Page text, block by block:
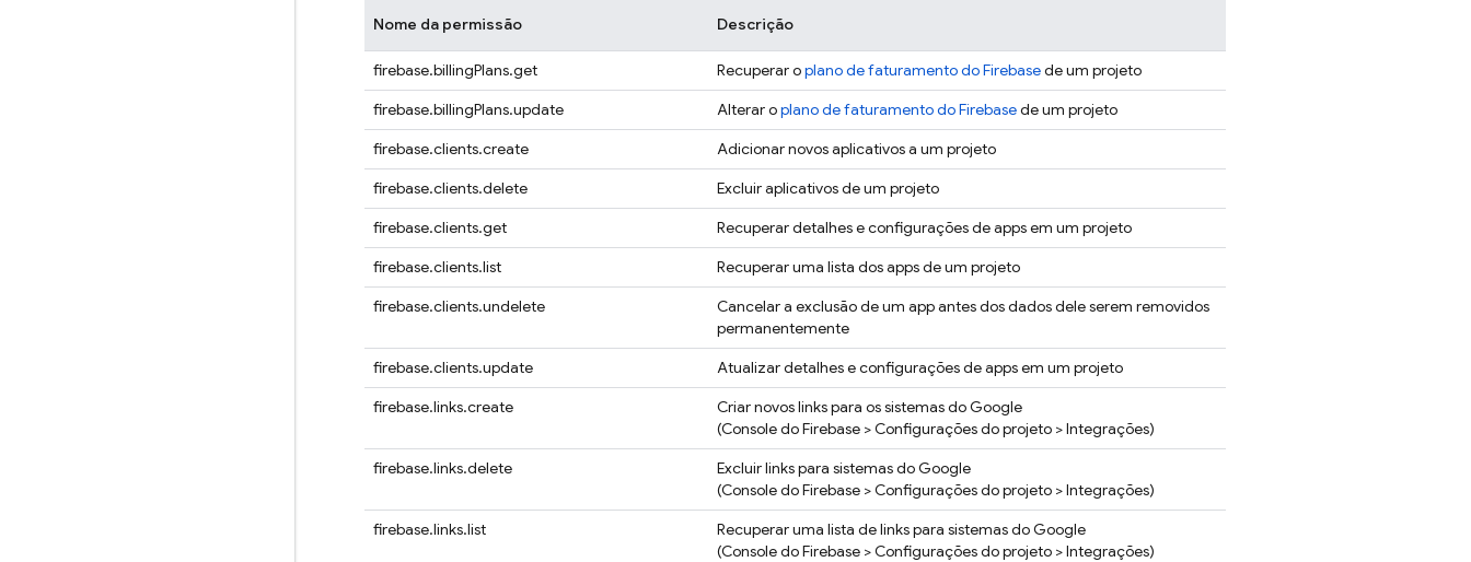
Nome da permissão Descrição
firebase.billingPlans.get Recuperar oplano de faturamento do Firebasede um projeto
firebase.billingPlans.update
Alterar oplano de faturamento do Firebasede um projeto
firebase.clients.create
Adicionar novos aplicativos a um projeto
firebase.clients.delete
Excluir aplicativos de um projeto
firebase.clients.get
Recuperar detalhes e configurações de apps em um projeto
firebase.clients.list
Recuperar uma lista dos apps de um projeto
firebase.clients.undelete
Cancelar a exclusão de um app antes dos dados dele serem removidos
permanentemente
firebase.clients.update
Atualizar detalhes e configurações de apps em um projeto
firebase.links.create
Criar novos links para os sistemas do Google
(Console doFirebase > Configurações do projeto > Integrações)
firebase.links.delete
Excluir links para sistemas do Google
(Console doFirebase > Configurações do projeto > Integrações)
firebase.links.list
Recuperar uma lista de links para sistemas do Google
(Console doFirebase > Configurações do projeto > Integrações)